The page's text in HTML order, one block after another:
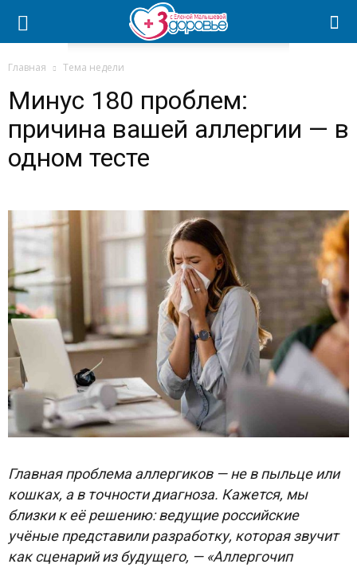
Главная Тема недели
Минус 180 проблем:
причина вашей аллергии — в
одном тесте
Главная проблема аллергиков — не в пыльце или
кошках, а в точности диагноза. Кажется, мы
близки к её решению: ведущие российские
учёные представили разработку, которая звучит
как сценарий из будущего, — «Аллергочип